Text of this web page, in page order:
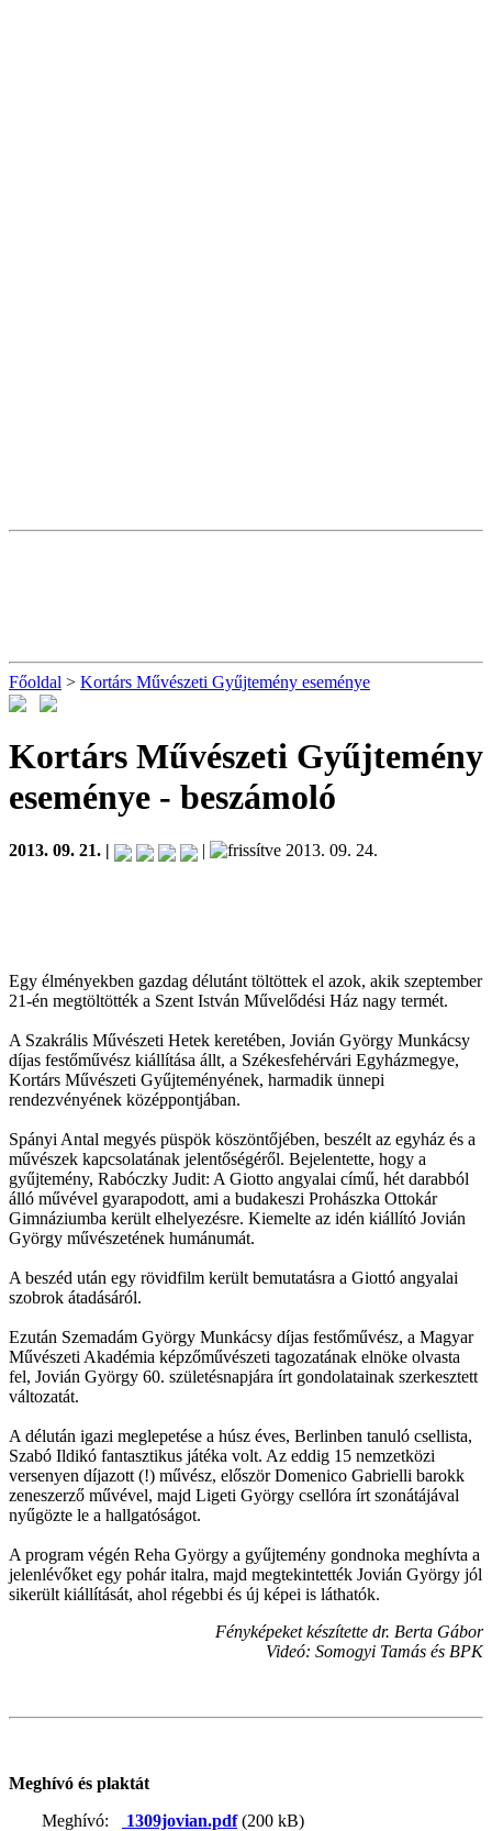
Főoldal > Kortárs Művészeti Gyűjtemény eseménye
Kortárs Művészeti Gyűjtemény
eseménye - beszámoló
2013. 09. 21. | | 2013. 09. 24.
Egy élményekben gazdag délutánt töltöttek el azok, akik szeptember
21-én megtöltötték a Szent István Művelődési Ház nagy termét.
A Szakrális Művészeti Hetek keretében, Jovián György Munkácsy
díjas festőművész kiállítása állt, a Székesfehérvári Egyházmegye,
Kortárs Művészeti Gyűjteményének, harmadik ünnepi
rendezvényének középpontjában.
Spányi Antal megyés püspök köszöntőjében, beszélt az egyház és a
művészek kapcsolatának jelentőségéről. Bejelentette, hogy a
gyűjtemény, Rabóczky Judit: A Giotto angyalai című, hét darabból
álló művével gyarapodott, ami a budakeszi Prohászka Ottokár
Gimnáziumba került elhelyezésre. Kiemelte az idén kiállító Jovián
György művészetének humánumát.
A beszéd után egy rövidfilm került bemutatásra a Giottó angyalai
szobrok átadásáról.
Ezután Szemadám György Munkácsy díjas festőművész, a Magyar
Művészeti Akadémia képzőművészeti tagozatának elnöke olvasta
fel, Jovián György 60. születésnapjára írt gondolatainak szerkesztett
változatát.
A délután igazi meglepetése a húsz éves, Berlinben tanuló csellista,
Szabó Ildikó fantasztikus játéka volt. Az eddig 15 nemzetközi
versenyen díjazott (!) művész, először Domenico Gabrielli barokk
zeneszerző művével, majd Ligeti György csellóra írt szonátájával
nyűgözte le a hallgatóságot.
A program végén Reha György a gyűjtemény gondnoka meghívta a
jelenlévőket egy pohár italra, majd megtekintették Jovián György jól
sikerült kiállítását, ahol régebbi és új képei is láthatók.
Fényképeket készítette dr. Berta Gábor
Videó: Somogyi Tamás és BPK
Meghívó és plaktát
Meghívó:
1309jovian.pdf(200 kB)